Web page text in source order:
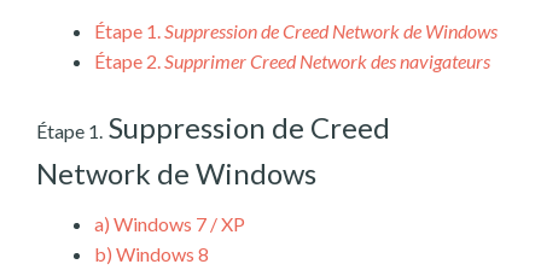
Étape 1.Suppression de Creed Network de Windows
Étape 2.Supprimer Creed Network des navigateurs
Étape 1. Suppression de Creed
Network de Windows
a) Windows 7 / XP
b) Windows 8